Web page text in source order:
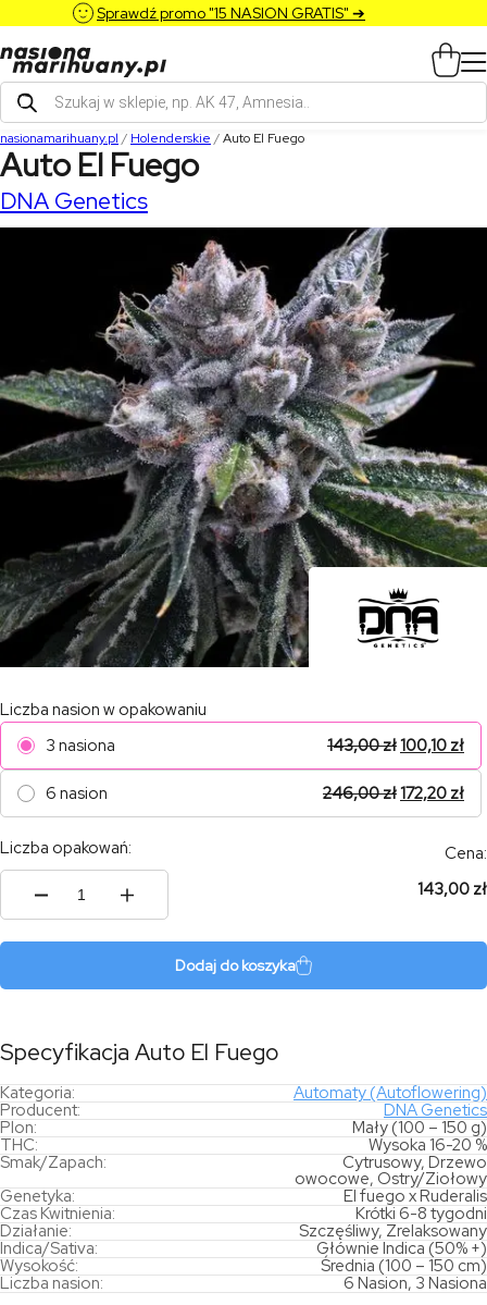
Sprawdź promo "15 NASION GRATIS" ➔
Wyszukiwarka
produktów
nasionamarihuany.pl / Holenderskie /Auto El Fuego
Auto El Fuego
DNA Genetics
Liczba nasion w opakowaniu
3 nasiona
143,00zł100,10 zł
6 nasion 246,00zł172,20 zł
Liczba opakowań:
ilość
Cena:
143,00 zł
Dodaj do koszyka
Specyfikacja Auto El Fuego
Kategoria:
Automaty (Autoflowering)
Producent:
DNA Genetics
Plon:
Mały (100 – 150 g)
THC:
Wysoka 16-20 %
Smak/Zapach:
Cytrusowy, Drzewo
owocowe, Ostry/Ziołowy
Genetyka:
El fuego x Ruderalis
Czas Kwitnienia:
Krótki 6-8 tygodni
Działanie:
Szczęśliwy, Zrelaksowany
Indica/Sativa:
Głównie Indica (50% +)
Wysokość:
Średnia (100 – 150 cm)
Liczba nasion:
6 Nasion, 3 Nasiona